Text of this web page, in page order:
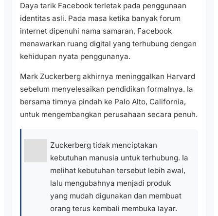
Daya tarik Facebook terletak pada penggunaan
identitas asli. Pada masa ketika banyak forum
internet dipenuhi nama samaran, Facebook
menawarkan ruang digital yang terhubung dengan
kehidupan nyata penggunanya.
Mark Zuckerberg akhirnya meninggalkan Harvard
sebelum menyelesaikan pendidikan formalnya. Ia
bersama timnya pindah ke Palo Alto, California,
untuk mengembangkan perusahaan secara penuh.
Zuckerberg tidak menciptakan
kebutuhan manusia untuk terhubung. Ia
melihat kebutuhan tersebut lebih awal,
lalu mengubahnya menjadi produk
yang mudah digunakan dan membuat
orang terus kembali membuka layar.